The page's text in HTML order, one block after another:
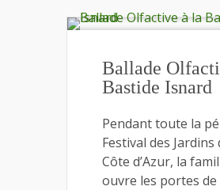
Ballade
Bastide Isnard
Pendant toute la
Festival des Jardins
Côte d’Azur, la
ouvre les portes de